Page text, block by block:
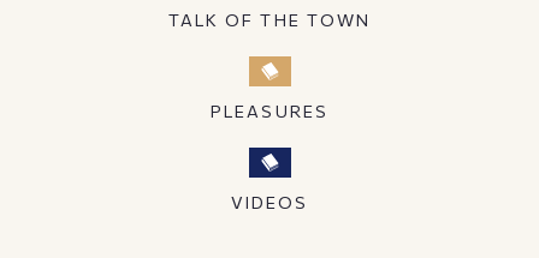
TALK OF THE TOWN
PLEASURES
VIDEOS